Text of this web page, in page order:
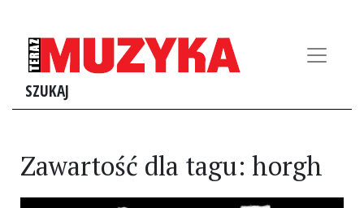
SZUKAJ
Zawartość dla tagu: horgh